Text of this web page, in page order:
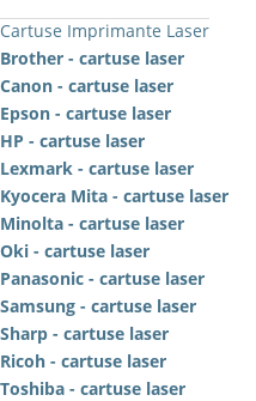
Cartuse Imprimante Laser
Brother - cartuse laser
Canon - cartuse laser
Epson - cartuse laser
HP - cartuse laser
Lexmark - cartuse laser
Kyocera Mita - cartuse laser
Minolta - cartuse laser
Oki - cartuse laser
Panasonic - cartuse laser
Samsung - cartuse laser
Sharp - cartuse laser
Ricoh - cartuse laser
Toshiba - cartuse laser